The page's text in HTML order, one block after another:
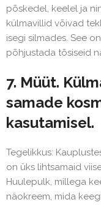
põskedel, keelel ja
külmavillid võivad
isegi silmades. See
põhjustada tõsiseid
7. Müüt.
samade
kasutamisel.
Tegelikkus:
on üks lihtsamaid
Huulepulk, millega
näokreem, mida